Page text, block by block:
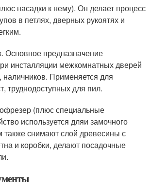
насадки к нему). Он делает процесс
в петлях, дверных рукоятях и
Основное предназначение
инсталляции межкомнатных дверей
наличников. Применяется для
труднодоступных для пил.
(плюс специальные
используется дляи замочного
снимают слой древесины с
и коробки, делают посадочные